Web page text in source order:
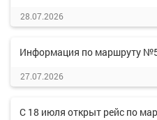
28.07.2026
Информация по маршруту
27.07.2026
С 18 июля открыт рейс по